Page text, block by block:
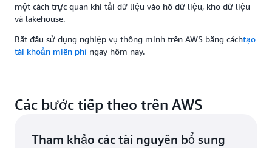
một cách trực quan khi tải dữ liệu vào hồ dữ liệu, kho dữ liệu
và lakehouse.
Bắt đầu sử dụng nghiệp vụ thông minh trên AWS bằng cáchtạo
tài khoản miễn phí ngay hôm nay.
Các bước tiếp theo trên AWS
Tham khảo các tài nguyên bổ sung